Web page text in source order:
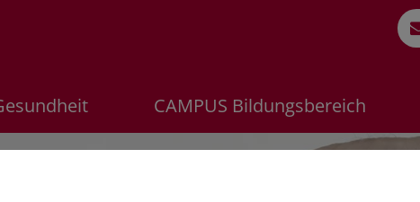
CAMPUS Bildungsbereich